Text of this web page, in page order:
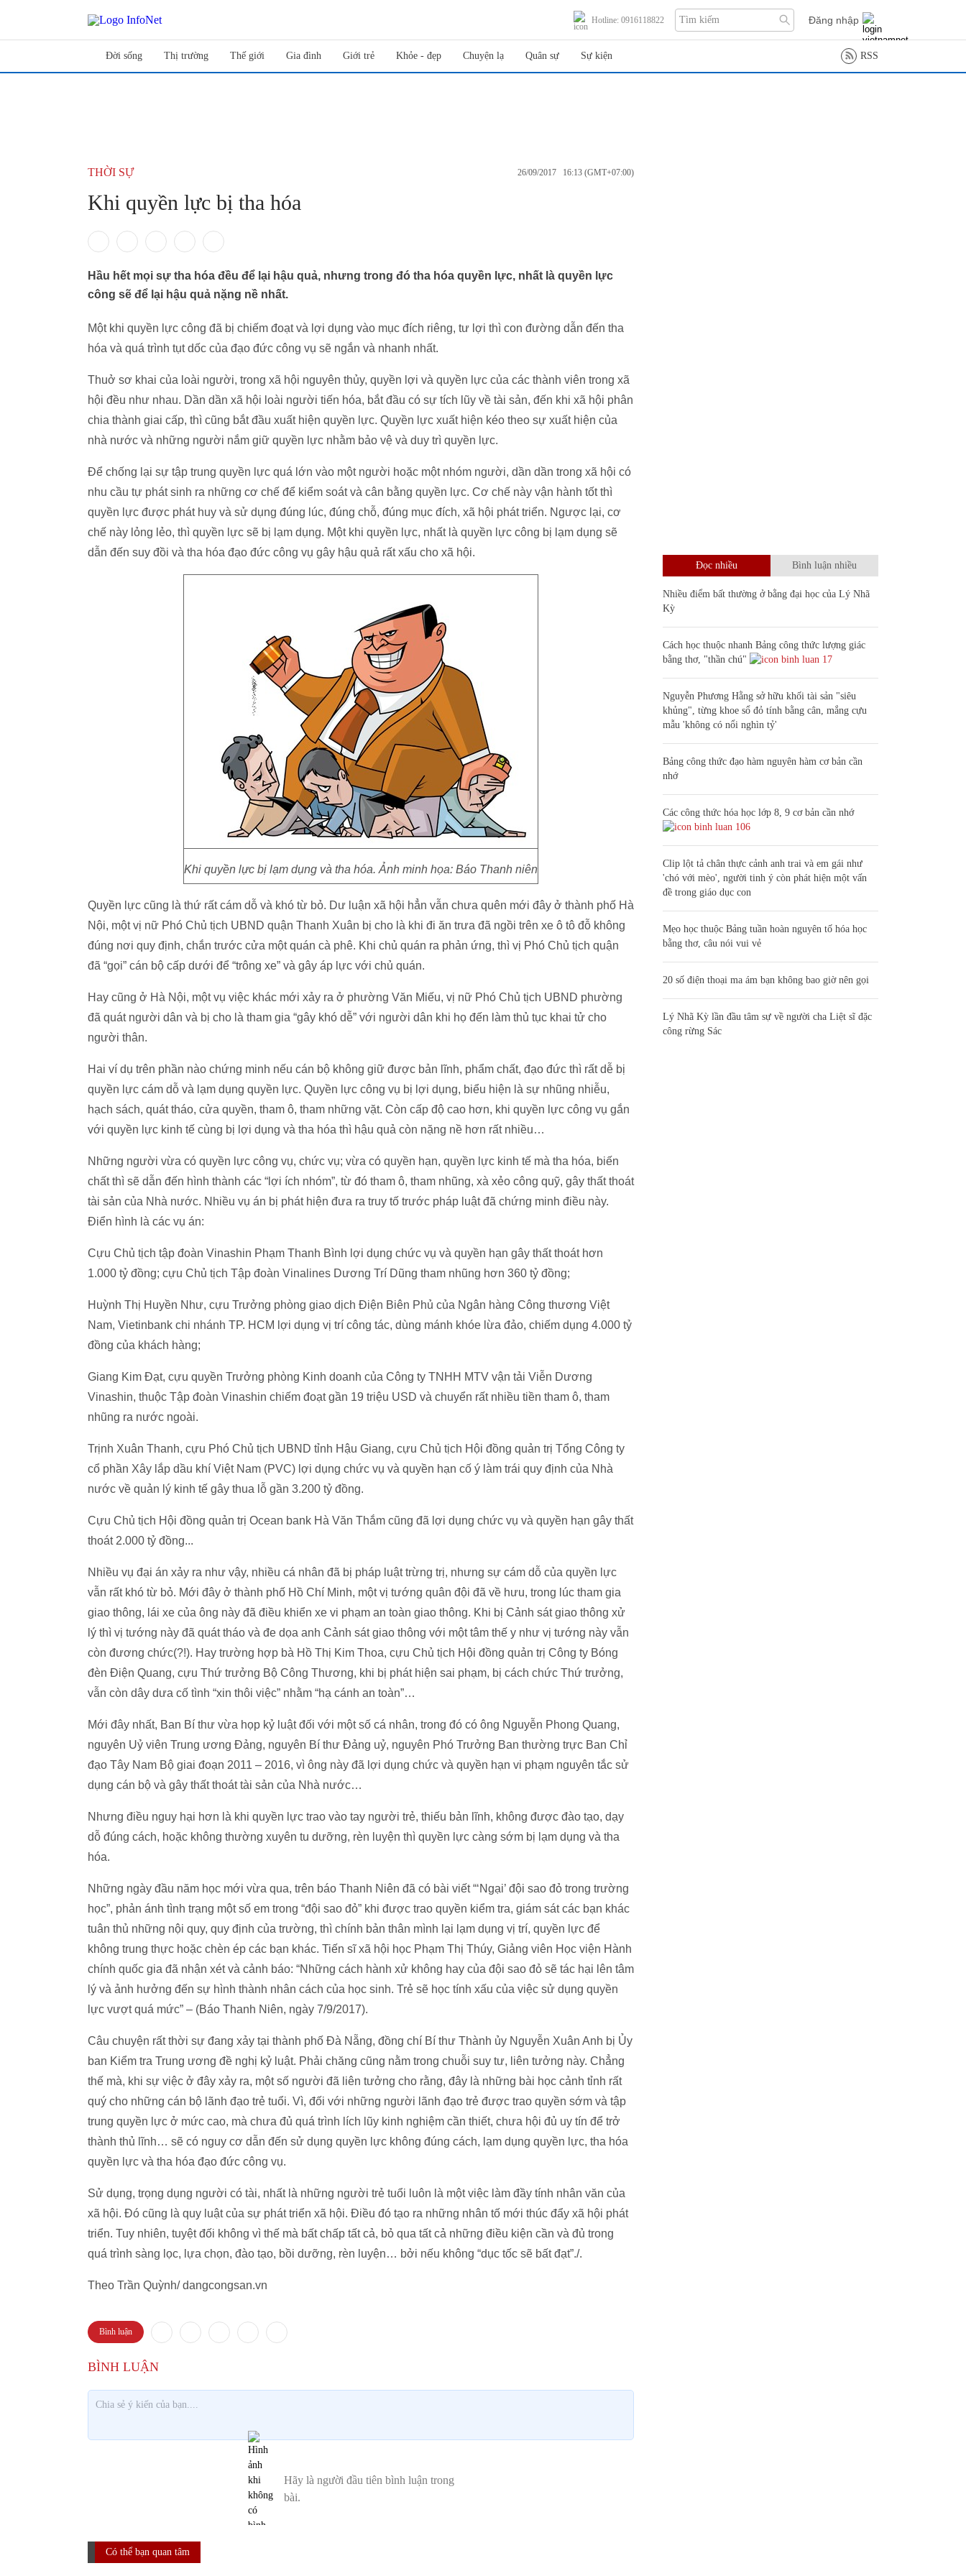
Hotline: 0916118822 Đăng nhập
Đời sống Thị trường Thế giới Gia đình Giới trẻ Khỏe - đẹp Chuyện lạ Quân sự Sự kiện RSS
THỜI SỰ 26/09/2017 16:13 (GMT+07:00)
Khi quyền lực bị tha hóa
Hầu hết mọi sự tha hóa đều để lại hậu quả, nhưng trong đó tha hóa quyền lực, nhất là quyền lực
công sẽ để lại hậu quả nặng nề nhất.
Một khi quyền lực công đã bị chiếm đoạt và lợi dụng vào mục đích riêng, tư lợi thì con đường dẫn đến tha
hóa và quá trình tụt dốc của đạo đức công vụ sẽ ngắn và nhanh nhất.
Thuở sơ khai của loài người, trong xã hội nguyên thủy, quyền lợi và quyền lực của các thành viên trong xã
hội đều như nhau. Dần dần xã hội loài người tiến hóa, bắt đầu có sự tích lũy về tài sản, đến khi xã hội phân
chia thành giai cấp, thì cũng bắt đầu xuất hiện quyền lực. Quyền lực xuất hiện kéo theo sự xuất hiện của
nhà nước và những người nắm giữ quyền lực nhằm bảo vệ và duy trì quyền lực.
Để chống lại sự tập trung quyền lực quá lớn vào một người hoặc một nhóm người, dần dần trong xã hội có
nhu cầu tự phát sinh ra những cơ chế để kiểm soát và cân bằng quyền lực. Cơ chế này vận hành tốt thì
quyền lực được phát huy và sử dụng đúng lúc, đúng chỗ, đúng mục đích, xã hội phát triển. Ngược lại, cơ
chế này lỏng lẻo, thì quyền lực sẽ bị lạm dụng. Một khi quyền lực, nhất là quyền lực công bị lạm dụng sẽ
dẫn đến suy đồi và tha hóa đạo đức công vụ gây hậu quả rất xấu cho xã hội.
Khi quyền lực bị lạm dụng và tha hóa. Ảnh minh họa: Báo Thanh niên
Quyền lực cũng là thứ rất cám dỗ và khó từ bỏ. Dư luận xã hội hẳn vẫn chưa quên mới đây ở thành phố Hà
Nội, một vị nữ Phó Chủ tịch UBND quận Thanh Xuân bị cho là khi đi ăn trưa đã ngồi trên xe ô tô đỗ không
đúng nơi quy định, chắn trước cửa một quán cà phê. Khi chủ quán ra phản ứng, thì vị Phó Chủ tịch quận
đã “gọi” cán bộ cấp dưới để “trông xe” và gây áp lực với chủ quán.
Hay cũng ở Hà Nội, một vụ việc khác mới xảy ra ở phường Văn Miếu, vị nữ Phó Chủ tịch UBND phường
đã quát người dân và bị cho là tham gia “gây khó dễ” với người dân khi họ đến làm thủ tục khai tử cho
người thân.
Hai ví dụ trên phần nào chứng minh nếu cán bộ không giữ được bản lĩnh, phẩm chất, đạo đức thì rất dễ bị
quyền lực cám dỗ và lạm dụng quyền lực. Quyền lực công vụ bị lợi dụng, biểu hiện là sự nhũng nhiễu,
hạch sách, quát tháo, cửa quyền, tham ô, tham những vặt. Còn cấp độ cao hơn, khi quyền lực công vụ gắn
với quyền lực kinh tế cùng bị lợi dụng và tha hóa thì hậu quả còn nặng nề hơn rất nhiều…
Những người vừa có quyền lực công vụ, chức vụ; vừa có quyền hạn, quyền lực kinh tế mà tha hóa, biến
chất thì sẽ dẫn đến hình thành các “lợi ích nhóm”, từ đó tham ô, tham nhũng, xà xẻo công quỹ, gây thất thoát
tài sản của Nhà nước. Nhiều vụ án bị phát hiện đưa ra truy tố trước pháp luật đã chứng minh điều này.
Điển hình là các vụ án:
Cựu Chủ tịch tập đoàn Vinashin Phạm Thanh Bình lợi dụng chức vụ và quyền hạn gây thất thoát hơn
1.000 tỷ đồng; cựu Chủ tịch Tập đoàn Vinalines Dương Trí Dũng tham nhũng hơn 360 tỷ đồng;
Huỳnh Thị Huyền Như, cựu Trưởng phòng giao dịch Điện Biên Phủ của Ngân hàng Công thương Việt
Nam, Vietinbank chi nhánh TP. HCM lợi dụng vị trí công tác, dùng mánh khóe lừa đảo, chiếm dụng 4.000 tỷ
đồng của khách hàng;
Giang Kim Đạt, cựu quyền Trưởng phòng Kinh doanh của Công ty TNHH MTV vận tải Viễn Dương
Vinashin, thuộc Tập đoàn Vinashin chiếm đoạt gần 19 triệu USD và chuyển rất nhiều tiền tham ô, tham
nhũng ra nước ngoài.
Trịnh Xuân Thanh, cựu Phó Chủ tịch UBND tỉnh Hậu Giang, cựu Chủ tịch Hội đồng quản trị Tổng Công ty
cổ phần Xây lắp dầu khí Việt Nam (PVC) lợi dụng chức vụ và quyền hạn cố ý làm trái quy định của Nhà
nước về quản lý kinh tế gây thua lỗ gần 3.200 tỷ đồng.
Cựu Chủ tịch Hội đồng quản trị Ocean bank Hà Văn Thắm cũng đã lợi dụng chức vụ và quyền hạn gây thất
thoát 2.000 tỷ đồng...
Nhiều vụ đại án xảy ra như vậy, nhiều cá nhân đã bị pháp luật trừng trị, nhưng sự cám dỗ của quyền lực
vẫn rất khó từ bỏ. Mới đây ở thành phố Hồ Chí Minh, một vị tướng quân đội đã về hưu, trong lúc tham gia
giao thông, lái xe của ông này đã điều khiển xe vi phạm an toàn giao thông. Khi bị Cảnh sát giao thông xử
lý thì vị tướng này đã quát tháo và đe dọa anh Cảnh sát giao thông với một tâm thế y như vị tướng này vẫn
còn đương chức(?!). Hay trường hợp bà Hồ Thị Kim Thoa, cựu Chủ tịch Hội đồng quản trị Công ty Bóng
đèn Điện Quang, cựu Thứ trưởng Bộ Công Thương, khi bị phát hiện sai phạm, bị cách chức Thứ trưởng,
vẫn còn dây dưa cố tình “xin thôi việc” nhằm “hạ cánh an toàn”…
Mới đây nhất, Ban Bí thư vừa họp kỷ luật đối với một số cá nhân, trong đó có ông Nguyễn Phong Quang,
nguyên Uỷ viên Trung ương Đảng, nguyên Bí thư Đảng uỷ, nguyên Phó Trưởng Ban thường trực Ban Chỉ
đạo Tây Nam Bộ giai đoạn 2011 – 2016, vì ông này đã lợi dụng chức và quyền hạn vi phạm nguyên tắc sử
dụng cán bộ và gây thất thoát tài sản của Nhà nước…
Nhưng điều nguy hại hơn là khi quyền lực trao vào tay người trẻ, thiếu bản lĩnh, không được đào tạo, dạy
dỗ đúng cách, hoặc không thường xuyên tu dưỡng, rèn luyện thì quyền lực càng sớm bị lạm dụng và tha
hóa.
Những ngày đầu năm học mới vừa qua, trên báo Thanh Niên đã có bài viết “‘Ngại’ đội sao đỏ trong trường
học”, phản ánh tình trạng một số em trong “đội sao đỏ” khi được trao quyền kiểm tra, giám sát các bạn khác
tuân thủ những nội quy, quy định của trường, thì chính bản thân mình lại lạm dụng vị trí, quyền lực để
không trung thực hoặc chèn ép các bạn khác. Tiến sĩ xã hội học Phạm Thị Thúy, Giảng viên Học viện Hành
chính quốc gia đã nhận xét và cảnh báo: “Những cách hành xử không hay của đội sao đỏ sẽ tác hại lên tâm
lý và ảnh hưởng đến sự hình thành nhân cách của học sinh. Trẻ sẽ học tính xấu của việc sử dụng quyền
lực vượt quá mức” – (Báo Thanh Niên, ngày 7/9/2017).
Câu chuyện rất thời sự đang xảy tại thành phố Đà Nẵng, đồng chí Bí thư Thành ủy Nguyễn Xuân Anh bị Ủy
ban Kiểm tra Trung ương đề nghị kỷ luật. Phải chăng cũng nằm trong chuỗi suy tư, liên tưởng này. Chẳng
thế mà, khi sự việc ở đây xảy ra, một số người đã liên tưởng cho rằng, đây là những bài học cảnh tỉnh rất
quý cho những cán bộ lãnh đạo trẻ tuổi. Vì, đối với những người lãnh đạo trẻ được trao quyền sớm và tập
trung quyền lực ở mức cao, mà chưa đủ quá trình lích lũy kinh nghiệm cần thiết, chưa hội đủ uy tín để trở
thành thủ lĩnh… sẽ có nguy cơ dẫn đến sử dụng quyền lực không đúng cách, lạm dụng quyền lực, tha hóa
quyền lực và tha hóa đạo đức công vụ.
Sử dụng, trọng dụng người có tài, nhất là những người trẻ tuổi luôn là một việc làm đầy tính nhân văn của
xã hội. Đó cũng là quy luật của sự phát triển xã hội. Điều đó tạo ra những nhân tố mới thúc đẩy xã hội phát
triển. Tuy nhiên, tuyệt đối không vì thế mà bất chấp tất cả, bỏ qua tất cả những điều kiện cần và đủ trong
quá trình sàng lọc, lựa chọn, đào tạo, bồi dưỡng, rèn luyện… bởi nếu không “dục tốc sẽ bất đạt”./.
Theo Trần Quỳnh/ dangcongsan.vn
Bình luận
Có thể bạn quan tâm
Đọc nhiều Bình luận nhiều
Nhiều điểm bất thường ở bằng đại học của Lý Nhã
Kỳ
Cách học thuộc nhanh Bảng công thức lượng giác
bằng thơ, "thần chú"
17
Nguyễn Phương Hằng sở hữu khối tài sản "siêu
khủng", từng khoe sổ đỏ tính bằng cân, mắng cựu
mẫu 'không có nổi nghìn tỷ'
Bảng công thức đạo hàm nguyên hàm cơ bản cần
nhớ
Các công thức hóa học lớp 8, 9 cơ bản cần nhớ
106
Clip lột tả chân thực cảnh anh trai và em gái như
'chó với mèo', người tinh ý còn phát hiện một vấn
đề trong giáo dục con
Mẹo học thuộc Bảng tuần hoàn nguyên tố hóa học
bằng thơ, câu nói vui vẻ
20 số điện thoại ma ám bạn không bao giờ nên gọi
Lý Nhã Kỳ lần đầu tâm sự về người cha Liệt sĩ đặc
công rừng Sác